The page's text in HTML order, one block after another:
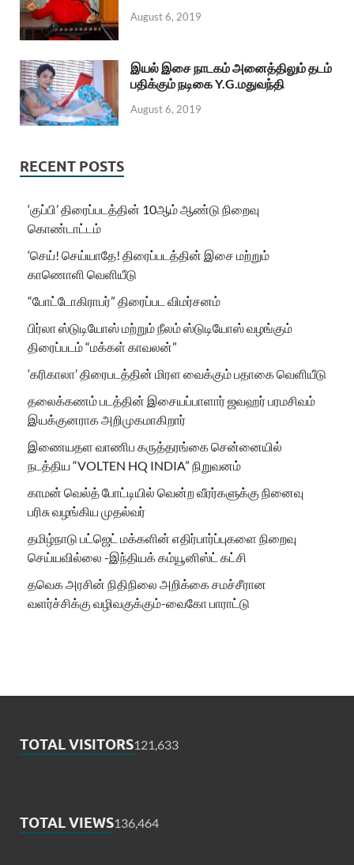
August 6, 2019
இயல் இசை நாடகம் அனைத்திலும் தடம்
பதிக்கும் நடிகை Y.G.மதுவந்தி
August 6, 2019
RECENT POSTS
‘குப்பி’ திரைப்படத்தின் 10ஆம் ஆண்டு நிறைவு
கொண்டாட்டம்
‘செய்! செய்யாதே! திரைப்படத்தின் இசை மற்றும்
காணொளி வெளியீடு
“போட்டோகிராபர்” திரைப்பட விமர்சனம்
பிர்லா ஸ்டுடியோஸ் மற்றும் நீலம் ஸ்டுடியோஸ் வழங்கும்
திரைப்படம் “மக்கள் காவலன்”
‘கரிகாலா’ திரைபடத்தின் மிரள வைக்கும் பதாகை வெளியீடு
தலைக்கணம் படத்தின் இசையப்பாளார் ஜவஹர் பரமசிவம்
இயக்குனராக அறிமுகமாகிறார்
இணையதள வாணிப கருத்தரங்கை சென்னையில்
நடத்திய “VOLTEN HQ INDIA” நிறுவனம்
காமன் வெல்த் போட்டியில் வென்ற வீரர்களுக்கு நினைவு
பரிசு வழங்கிய முதல்வர்
தமிழ்நாடு பட்ஜெட் மக்களின் எதிர்பார்ப்புகளை நிறைவு
செய்யவில்லை -இந்தியக் கம்யூனிஸ்ட் கட்சி
தவெக அரசின் நிதிநிலை அறிக்கை சமச்சீரான
வளர்ச்சிக்கு வழிவகுக்கும்-வைகோ பாராட்டு
TOTAL VISITORS121,633
TOTAL VIEWS136,464